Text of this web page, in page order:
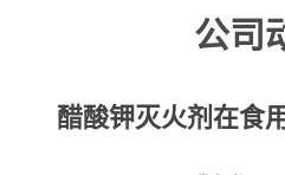
公司
醋酸钾灭火剂在食